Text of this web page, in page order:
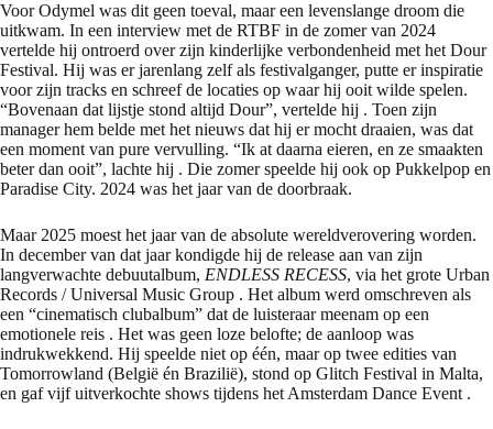
Voor Odymel was dit geen toeval, maar een levenslange droom die
uitkwam. In een interview met de RTBF in de zomer van 2024
vertelde hij ontroerd over zijn kinderlijke verbondenheid met het Dour
Festival. Hij was er jarenlang zelf als festivalganger, putte er inspiratie
voor zijn tracks en schreef de locaties op waar hij ooit wilde spelen.
“Bovenaan dat lijstje stond altijd Dour”, vertelde hij . Toen zijn
manager hem belde met het nieuws dat hij er mocht draaien, was dat
een moment van pure vervulling. “Ik at daarna eieren, en ze smaakten
beter dan ooit”, lachte hij . Die zomer speelde hij ook op Pukkelpop en
Paradise City. 2024 was het jaar van de doorbraak.
Maar 2025 moest het jaar van de absolute wereldverovering worden.
In december van dat jaar kondigde hij de release aan van zijn
langverwachte debuutalbum, ENDLESS RECESS, via het grote Urban
Records / Universal Music Group . Het album werd omschreven als
een “cinematisch clubalbum” dat de luisteraar meenam op een
emotionele reis . Het was geen loze belofte; de aanloop was
indrukwekkend. Hij speelde niet op één, maar op twee edities van
Tomorrowland (België én Brazilië), stond op Glitch Festival in Malta,
en gaf vijf uitverkochte shows tijdens het Amsterdam Dance Event .